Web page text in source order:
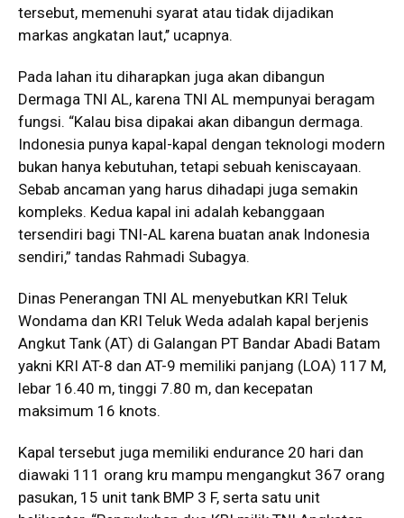
tersebut, memenuhi syarat atau tidak dijadikan
markas angkatan laut,’’ ucapnya.
Pada lahan itu diharapkan juga akan dibangun
Dermaga TNI AL, karena TNI AL mempunyai beragam
fungsi. “Kalau bisa dipakai akan dibangun dermaga.
Indonesia punya kapal-kapal dengan teknologi modern
bukan hanya kebutuhan, tetapi sebuah keniscayaan.
Sebab ancaman yang harus dihadapi juga semakin
kompleks. Kedua kapal ini adalah kebanggaan
tersendiri bagi TNI-AL karena buatan anak Indonesia
sendiri,” tandas Rahmadi Subagya.
Dinas Penerangan TNI AL menyebutkan KRI Teluk
Wondama dan KRI Teluk Weda adalah kapal berjenis
Angkut Tank (AT) di Galangan PT Bandar Abadi Batam
yakni KRI AT-8 dan AT-9 memiliki panjang (LOA) 117 M,
lebar 16.40 m, tinggi 7.80 m, dan kecepatan
maksimum 16 knots.
Kapal tersebut juga memiliki endurance 20 hari dan
diawaki 111 orang kru mampu mengangkut 367 orang
pasukan, 15 unit tank BMP 3 F, serta satu unit